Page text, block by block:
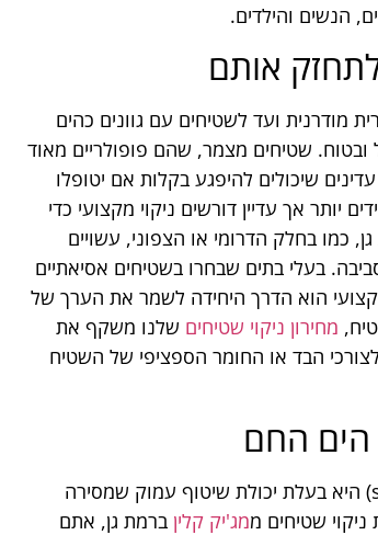
הנשים והילדים.
אותם
מודרנית ועד לשטיחים עם גוונים כהים
ובטוח. שטיחים מצמר, שהם פופולריים מאוד
שיכולים להיפגע בקלות אם יטופלו
יותר אך עדיין דורשים ניקוי מקצועי כדי
כמו בחלק הדרומי או הצפוני, עשויים
בעלי בתים שבחרו בשטיחים אסיאתיים
הוא הדרך היחידה לשמר את הערך של
מחירון ניקוי שטיחים שלנו משקף את
הבד או החומר הספציפי של השטיח
הים החם
הטכנולוגיה של חילוץ מים חמים (הידועה גם כ-steam cleaning) היא בעלת יכולת שיטוף עמוק שמסירה
שטיחים ממג'יק קלין ברמת גן, אתם